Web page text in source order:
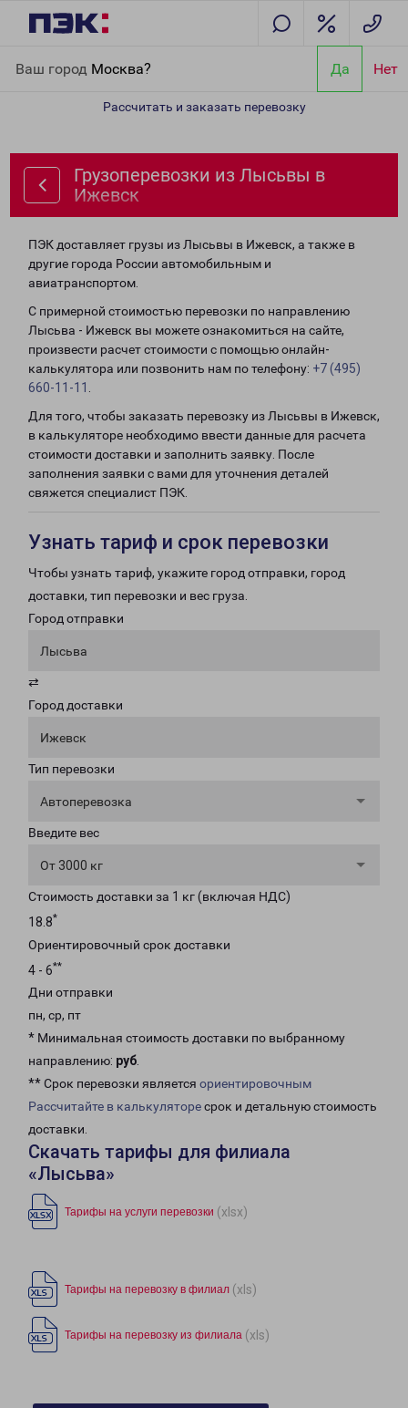
Ваш город Москва? Да Нет
Рассчитать и заказать перевозку
Грузоперевозки из Лысьвы в
Ижевск
ПЭК доставляет грузы из Лысьвы в Ижевск, а также в
другие города России автомобильным и
авиатранспортом.
С примерной стоимостью перевозки по направлению
Лысьва - Ижевск вы можете ознакомиться на сайте,
произвести расчет стоимости с помощью онлайн-
калькулятора или позвонить нам по телефону: +7 (495)
660-11-11
Для того, чтобы заказать перевозку из Лысьвы в Ижевск,
в калькуляторе необходимо ввести данные для расчета
стоимости доставки и заполнить заявку. После
заполнения заявки с вами для уточнения деталей
свяжется специалист ПЭК.
Узнать тариф и срок перевозки
Чтобы узнать тариф, укажите город отправки, город
доставки, тип перевозки и вес груза.
Город отправки
Лысьва
⇄
Город доставки
Ижевск
Тип перевозки
Автоперевозка
Введите вес
От 3000 кг
Стоимость доставки за 1 кг (включая НДС)
18.8*
Ориентировочный срок доставки
4 - 6**
Дни отправки
пн, ср, пт
* Минимальная стоимость доставки по выбранному
направлению: руб.
** Срок перевозки является ориентировочным
Рассчитайте в калькуляторесрок и детальную стоимость
доставки.
Скачать тарифы для филиала
«Лысьва»
Тарифы на услуги перевозки (xlsx)
Тарифы на перевозку в филиал (xls)
Тарифы на перевозку из филиала (xls)